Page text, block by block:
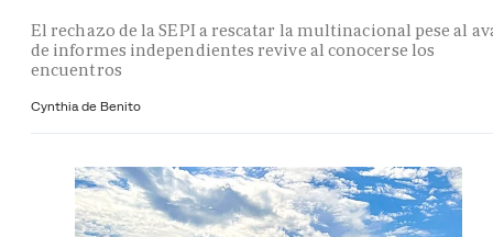
El rechazo de la SEPI a rescatar la multinacional pese al
de informes independientes revive al conocerse los
encuentros
Cynthia de Benito